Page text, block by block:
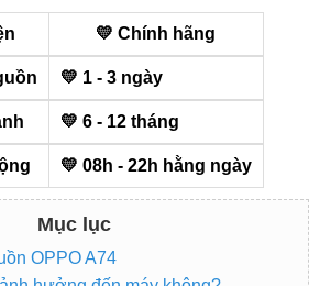
💛 Chính hãng
💛 1 - 3 ngày
💛 6 - 12 tháng
💛 08h - 22h hằng ngày
Mục lục
OPPO A74